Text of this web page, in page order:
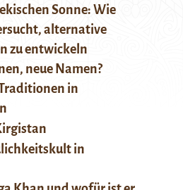
Sonne: Wie
alternative
zu entwickeln
neue Namen?
in
in